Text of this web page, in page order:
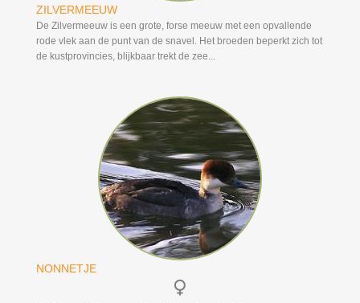
ZILVERMEEUW
De Zilvermeeuw is een grote, forse meeuw met een opvallende
rode vlek aan de punt van de snavel. Het broeden beperkt zich tot
de kustprovincies, blijkbaar trekt de zee...
NONNETJE